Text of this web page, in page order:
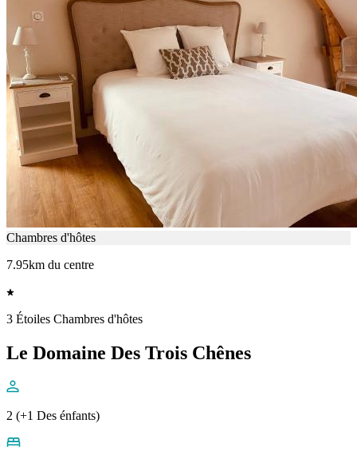
Chambres d'hôtes
7.95km du centre
3 Étoiles Chambres d'hôtes
Le Domaine Des Trois Chênes
2 (+1 Des énfants)